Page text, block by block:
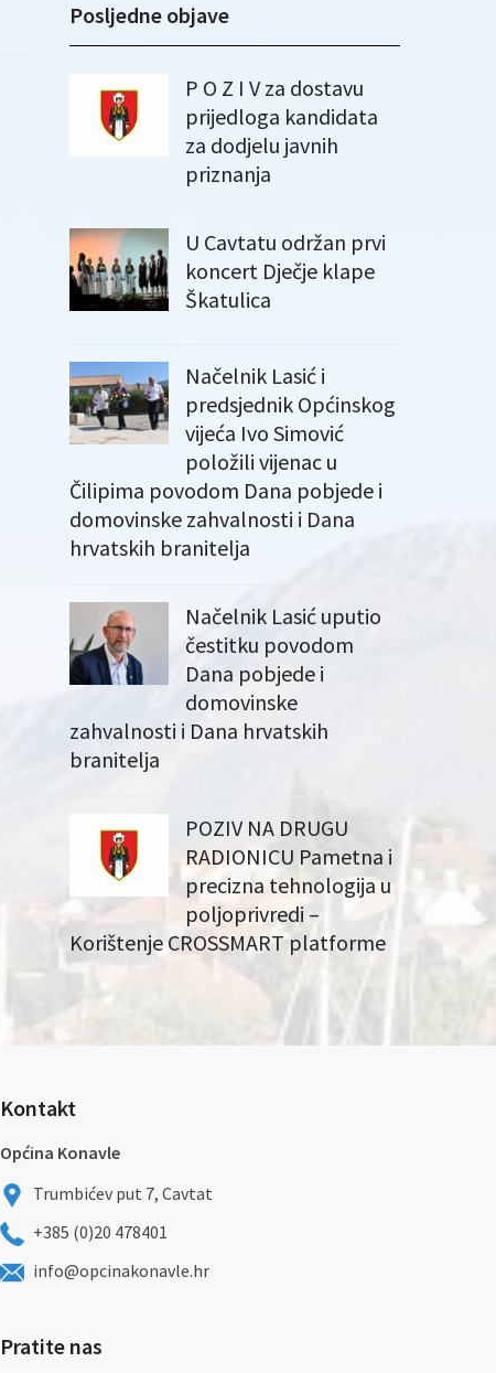
Posljedne objave
P O Z I V za dostavu
prijedloga kandidata
za dodjelu javnih
priznanja
U Cavtatu održan prvi
koncert Dječje klape
Škatulica
Načelnik Lasić i
predsjednik Općinskog
vijeća Ivo Simović
položili vijenac u
Čilipima povodom Dana pobjede i
domovinske zahvalnosti i Dana
hrvatskih branitelja
Načelnik Lasić uputio
čestitku povodom
Dana pobjede i
domovinske
zahvalnosti i Dana hrvatskih
branitelja
POZIV NA DRUGU
RADIONICU Pametna i
precizna tehnologija u
poljoprivredi –
Korištenje CROSSMART platforme
Kontakt
Općina Konavle
Trumbićev put 7, Cavtat
+385 (0)20 478401
info@opcinakonavle.hr
Pratite nas